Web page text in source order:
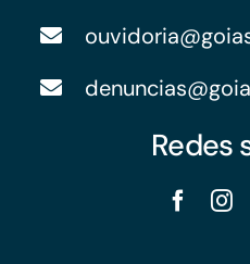
Redes